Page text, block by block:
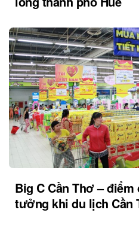
Big C Cần Thơ –
tưởng khi du lịch Cần